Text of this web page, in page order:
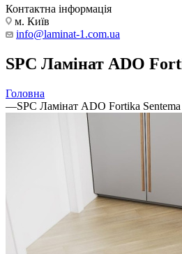
Контактна інформація
м. Київ
info@laminat-1.com.ua
SPC Ламінат ADO
Головна
—SPC Ламінат ADO Fortika